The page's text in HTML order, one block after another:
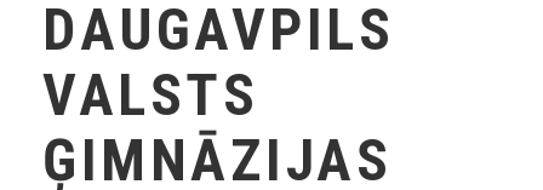
DAUGAVPILS
VALSTS
ĢIMNĀZIJAS